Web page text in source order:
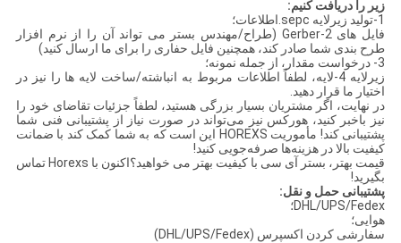
زیر را دریافت کنیم:
1-تولید زیرلایه sepc.اطلاعات؛
فایل های 2-Gerber (طراح/مهندس بستر می تواند آن را از نرم افزار
طرح بندی شما صادر کند، همچنین فایل حفاری را برای ما ارسال کنید)
3- درخواست مقدار، از جمله نمونه؛
زیرلایه 4-لایه، لطفاً اطلاعات مربوط به انباشته/ساخت لایه ها را نیز در
اختیار ما قرار دهید.
در نهایت، اگر مشتریان بسیار بزرگی هستید، لطفاً جزئیات تقاضای خود را
نیز باخبر کنید، هورکس نیز می‌تواند در صورت نیاز از پشتیبانی فنی شما
پشتیبانی کند! مأموریت HOREXS این است که به شما کمک کند با ضمانت
کیفیت بالا در هزینه‌ها صرفه‌جویی کنید!
قیمت بهتر، بستر آی سی با کیفیت بهتر می خواهید؟اکنون با Horexs تماس
بگیرید!
پشتیبانی حمل و نقل:
DHL/UPS/Fedex؛
هوایی؛
سفارشی کردن اکسپرس (DHL/UPS/Fedex)